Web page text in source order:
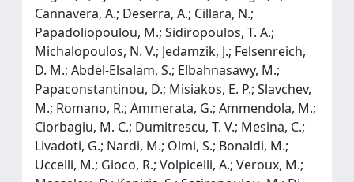
Cannavera, A.; Deserra, A.; Cillara, N.;
Papadoliopoulou, M.; Sidiropoulos, T. A.;
Michalopoulos, N. V.; Jedamzik, J.; Felsenreich,
D. M.; Abdel-Elsalam, S.; Elbahnasawy, M.;
Papaconstantinou, D.; Misiakos, E. P.; Slavchev,
M.; Romano, R.; Ammerata, G.; Ammendola, M.;
Ciorbagiu, M. C.; Dumitrescu, T. V.; Mesina, C.;
Livadoti, G.; Nardi, M.; Olmi, S.; Bonaldi, M.;
Uccelli, M.; Gioco, R.; Volpicelli, A.; Veroux, M.;